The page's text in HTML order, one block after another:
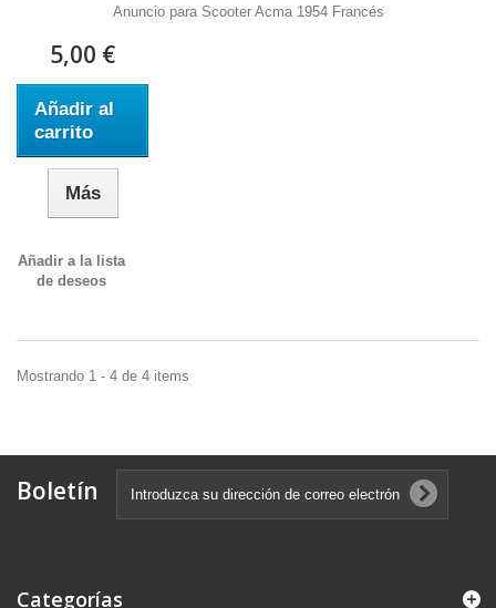
Anuncio para Scooter Acma 1954 Francés
5,00 €
Añadir al
carrito
Más
Añadir a la lista
de deseos
Mostrando 1 - 4 de 4 items
Boletín
Categorías